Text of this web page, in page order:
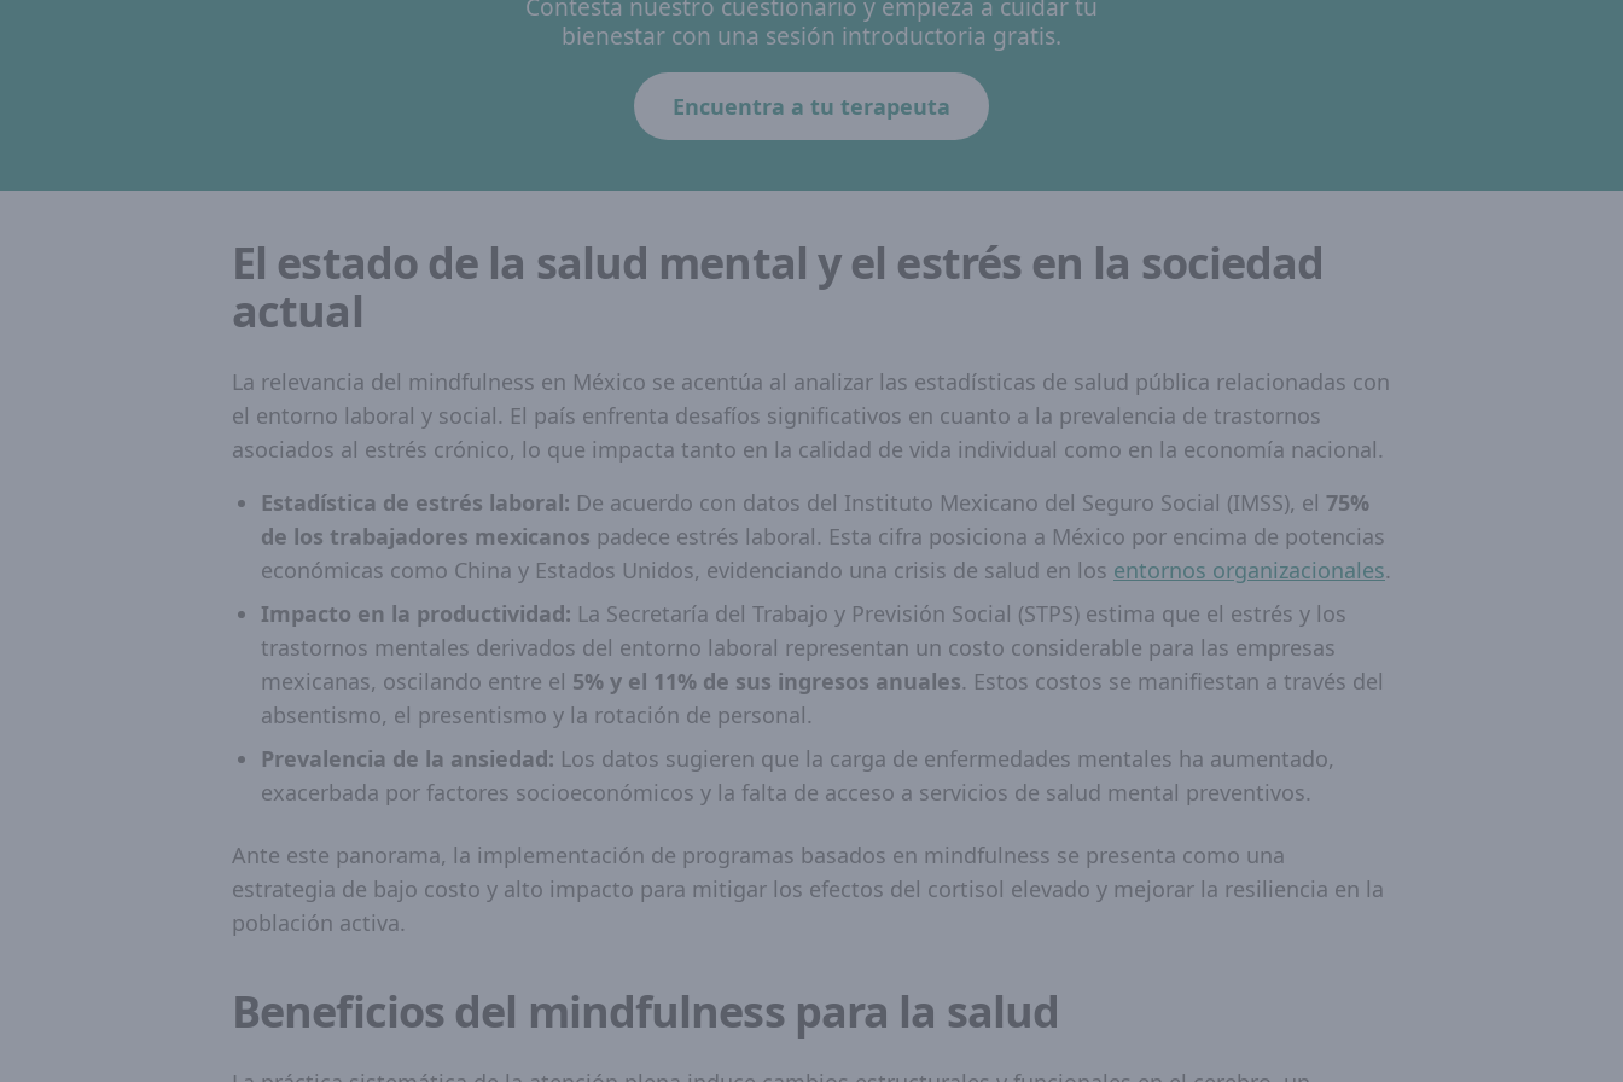
Contesta nuestro cuestionario y empieza a cuidar tu
bienestar con una sesión introductoria gratis.
Encuentra a tu terapeuta
El estado de la salud mental y el estrés en la sociedad
actual
La relevancia del mindfulness en México se acentúa al analizar las estadísticas de salud pública relacionadas con
el entorno laboral y social. El país enfrenta desafíos significativos en cuanto a la prevalencia de trastornos
asociados al estrés crónico, lo que impacta tanto en la calidad de vida individual como en la economía nacional.
Estadística de estrés laboral: De acuerdo con datos del Instituto Mexicano del Seguro Social (IMSS), el 75%
de los trabajadores mexicanos padece estrés laboral. Esta cifra posiciona a México por encima de potencias
económicas como China y Estados Unidos, evidenciando una crisis de salud en los entornos organizacionales.
Impacto en la productividad: La Secretaría del Trabajo y Previsión Social (STPS) estima que el estrés y los
trastornos mentales derivados del entorno laboral representan un costo considerable para las empresas
mexicanas, oscilando entre el 5% y el 11% de sus ingresos anuales. Estos costos se manifiestan a través del
absentismo, el presentismo y la rotación de personal.
Prevalencia de la ansiedad: Los datos sugieren que la carga de enfermedades mentales ha aumentado,
exacerbada por factores socioeconómicos y la falta de acceso a servicios de salud mental preventivos.
Ante este panorama, la implementación de programas basados en mindfulness se presenta como una
estrategia de bajo costo y alto impacto para mitigar los efectos del cortisol elevado y mejorar la resiliencia en la
población activa.
Beneficios del mindfulness para la salud